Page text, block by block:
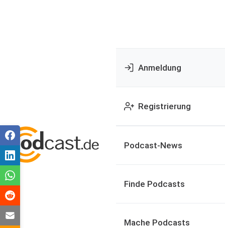
Anmeldung
Registrierung
Podcast-News
Finde Podcasts
Mache Podcasts